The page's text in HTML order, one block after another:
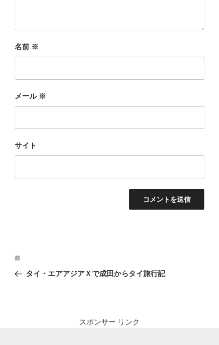
名前 ※
メール ※
サイト
投
ナ
前
の
前
タイ・エアアジアＸで成田からタイ旅行記
スポンサー リンク